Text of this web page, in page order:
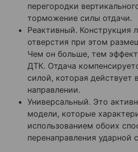
перегородки
торможение силы отдачи.
Реактивный. Конструкция
отверстия при этом
Чем он больше, тем
ДТК. Отдача
силой, которая действует
направлении.
Универсальный. Это
модели, которые
использованием обоих
перенаправления ударной